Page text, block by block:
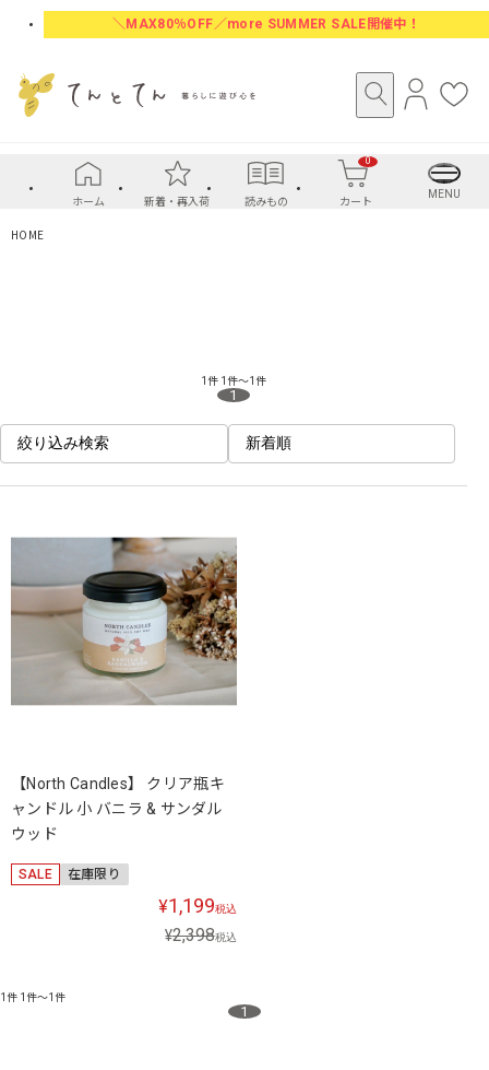
＼MAX80％OFF／more SUMMER SALE開催中！
に
入
り
ホーム 新着・再入荷 読みもの カート
0
MENU
HOME
1件 1件～1件
1
絞り込み検索 新着順
【North Candles】 クリア瓶キ
ャンドル 小 バニラ & サンダル
ウッド
SALE 在庫限り
¥1,199税込
¥2,398税込
1件 1件～1件
1